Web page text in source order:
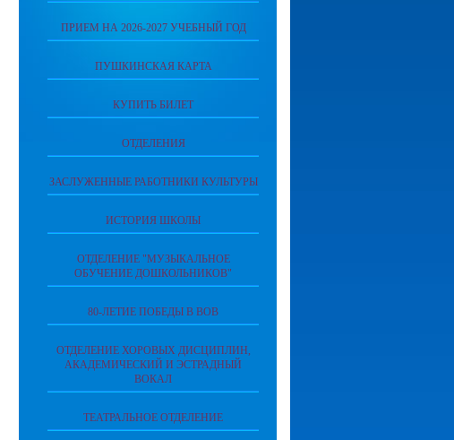
ПРИЕМ НА 2026-2027 УЧЕБНЫЙ ГОД
ПУШКИНСКАЯ КАРТА
КУПИТЬ БИЛЕТ
ОТДЕЛЕНИЯ
ЗАСЛУЖЕННЫЕ РАБОТНИКИ КУЛЬТУРЫ
ИСТОРИЯ ШКОЛЫ
ОТДЕЛЕНИЕ "МУЗЫКАЛЬНОЕ
ОБУЧЕНИЕ ДОШКОЛЬНИКОВ"
80-ЛЕТИЕ ПОБЕДЫ В ВОВ
ОТДЕЛЕНИЕ ХОРОВЫХ ДИСЦИПЛИН,
АКАДЕМИЧЕСКИЙ И ЭСТРАДНЫЙ
ВОКАЛ
ТЕАТРАЛЬНОЕ ОТДЕЛЕНИЕ